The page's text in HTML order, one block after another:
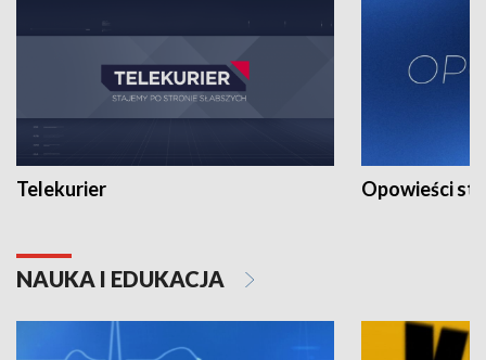
Telekurier Opowieści
NAUKA I EDUKACJA